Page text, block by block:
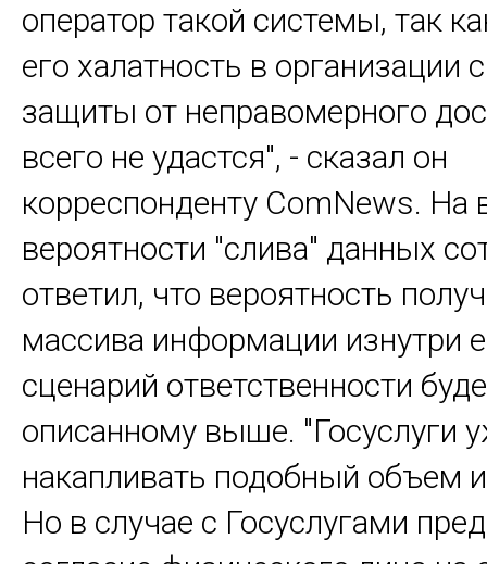
оператор такой системы, так
его халатность в организации
защиты от неправомерного
всего не удастся", - сказал он
корреспонденту ComNews. На
вероятности "слива" данных
ответил, что вероятность
массива информации изнутри
сценарий ответственности
описанному выше. "Госуслуги
накапливать подобный объем
Но в случае с Госуслугами